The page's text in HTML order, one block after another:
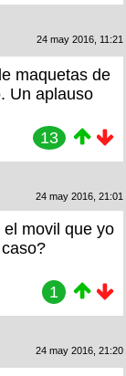
24 may 2016, 11:21
maquetas de
Un aplauso
13
24 may 2016, 21:01
el movil que yo
1
24 may 2016, 21:20